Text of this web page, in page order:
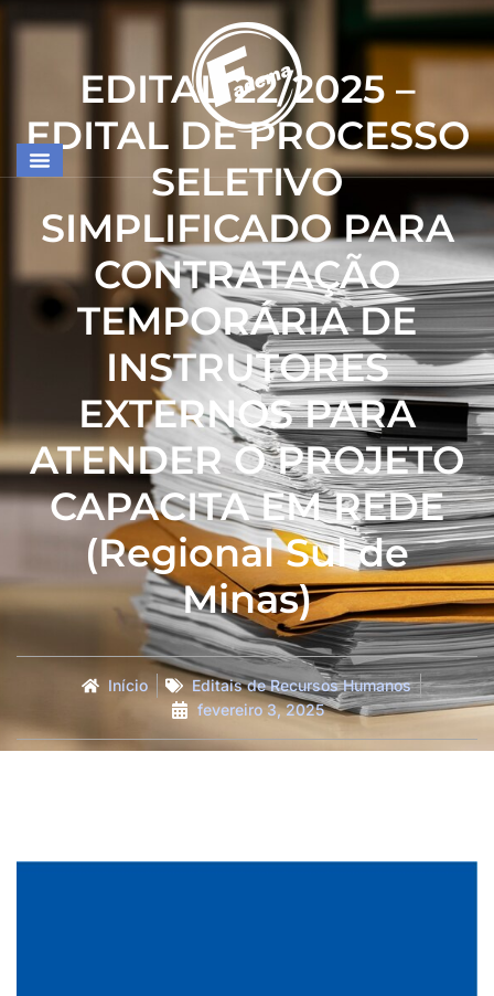
EDITAL 22/2025 –
EDITAL DE PROCESSO
SELETIVO
SIMPLIFICADO PARA
CONTRATAÇÃO
TEMPORÁRIA DE
INSTRUTORES
EXTERNOS PARA
ATENDER O PROJETO
CAPACITA EM REDE
(Regional Sul de
Minas)
Início
Editais de Recursos Humanos
fevereiro 3, 2025